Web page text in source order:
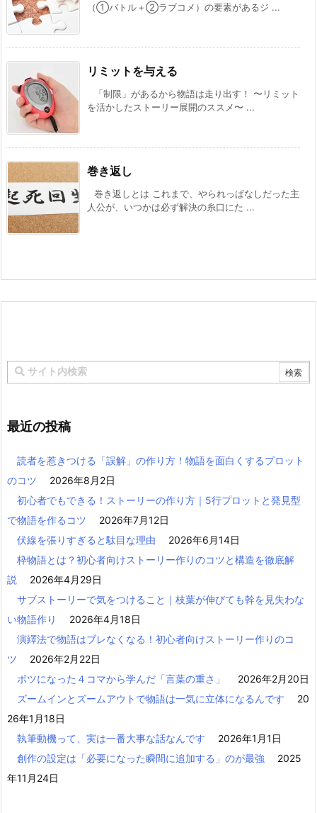
（①バトル＋②ラブコメ）の要素があるジ ...
リミットを与える
「制限」があるから物語は走り出す！ 〜リミット
を活かしたストーリー展開のススメ〜 ...
巻き返し
巻き返しとは これまで、やられっぱなしだった主
人公が、いつかは必ず解決の糸口にた ...
最近の投稿
読者を惹きつける「誤解」の作り方！物語を面白くするプロット
のコツ
2026年8月2日
初心者でもできる！ストーリーの作り方｜5行プロットと発見型
で物語を作るコツ
2026年7月12日
伏線を張りすぎると駄目な理由
2026年6月14日
枠物語とは？初心者向けストーリー作りのコツと構造を徹底解
説
2026年4月29日
サブストーリーで気をつけること｜枝葉が伸びても幹を見失わな
い物語作り
2026年4月18日
演繹法で物語はブレなくなる！初心者向けストーリー作りのコ
ツ
2026年2月22日
ボツになった４コマから学んだ「言葉の重さ」
2026年2月20日
ズームインとズームアウトで物語は一気に立体になるんです
20
26年1月18日
執筆動機って、実は一番大事な話なんです
2026年1月1日
創作の設定は「必要になった瞬間に追加する」のが最強
2025
年11月24日